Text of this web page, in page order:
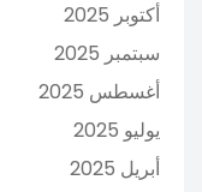
أكتوبر 2025
سبتمبر 2025
أغسطس 2025
يوليو 2025
أبريل 2025